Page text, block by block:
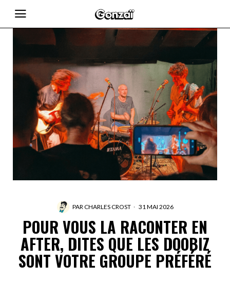
PARCHARLES CROST 31 MAI 2026
POUR VOUS LA RACONTER EN
AFTER, DITES QUE LES DOOBIZ
SONT VOTRE GROUPE PRÉFÉRÉ